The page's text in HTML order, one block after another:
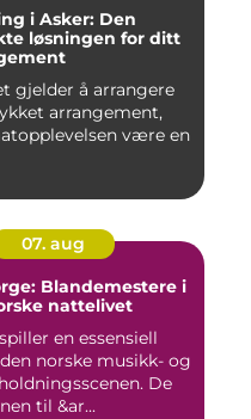
i Asker: Den
løsningen for ditt
gjelder å arrangere
arrangement,
være en
07. aug
Blandemestere i
nattelivet
en essensiell
norske musikk- og
De
til &ar...